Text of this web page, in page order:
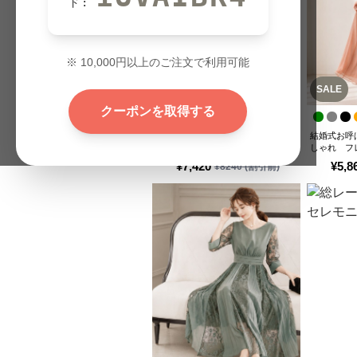
※ 10,000円以上のご注文で利用可能
クーポンを取得する
SALE
¥7,420 ¥8240(割引前)
結婚式お呼ばれドレス 優雅なレー
SALE
¥
結婚式お
しゃれ フ